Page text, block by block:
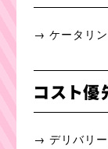
→ ケータリン
コスト優
→ デリバリー